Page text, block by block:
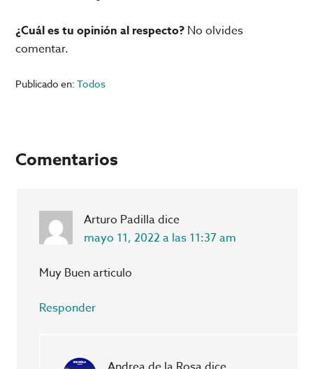
¿Cuál es tu opinión al respecto? No olvides
comentar.
Publicado en:Todos
Interacciones
los
lectores
Comentarios
Arturo Padilladice
mayo 11, 2022 a las 11:37 am
Muy Buen articulo
Responder